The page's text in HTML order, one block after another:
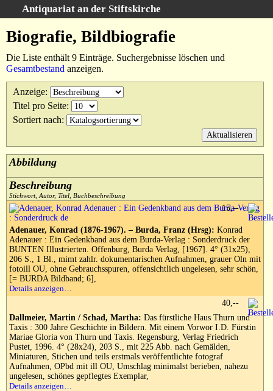
Antiquariat an der Stiftskirche
Bücher
Grafik / Kunst
Antiquitäten
Schmuck/Gold
Schlagwörter
Info/Anfahrt
Waldsee History-Blog
Warenkorb
Ihr Warenkorb enthält 0 Artikel im Gesamtwert von EUR 0,--
Währung:
EUR
Biografie, Bildbiografie
Die Liste enthält 9 Einträge. Suchergebnisse löschen und
Gesamtbestand anzeigen.
Anzeige:
Titel pro Seite:
Sortiert nach:
Abbildung
Beschreibung
Stichwort, Autor, Titel, Buchbeschreibung
Adenauer, Konrad (1876-1967). – Burda, Franz (Hrsg): Konrad
Adenauer : Ein Gedenkband aus dem Burda-Verlag : Sonderdruck der
BUNTEN Illustrierten. Offenburg, Burda Verlag, [1967]. 4° (31x25),
206 S., 1 Bl., mimt zahlr. dokumentarischen Aufnahmen, grauer Oln mit
fotoill OU, ohne Gebrauchsspuren, offensichtlich ungelesen, sehr schön,
[= BURDA Bildband; 6],
Details anzeigen…
15,--
Dallmeier, Martin / Schad, Martha: Das fürstliche Haus Thurn und
Taxis : 300 Jahre Geschichte in Bildern. Mit einem Vorwor I.D. Fürstin
Mariae Gloria von Thurn und Taxis. Regensburg, Verlag Friedrich
Pustet, 1996. 4° (28x24), 203 S., mit 225 Abb. nach Gemälden,
Miniaturen, Stichen und teils erstmals veröffentlichte fotograf
Aufnahmen, OPbd mit ill OU, Umschlag minimalst berieben, nahezu
ungelesen, schönes gepflegtes Exemplar,
Details anzeigen…
40,--